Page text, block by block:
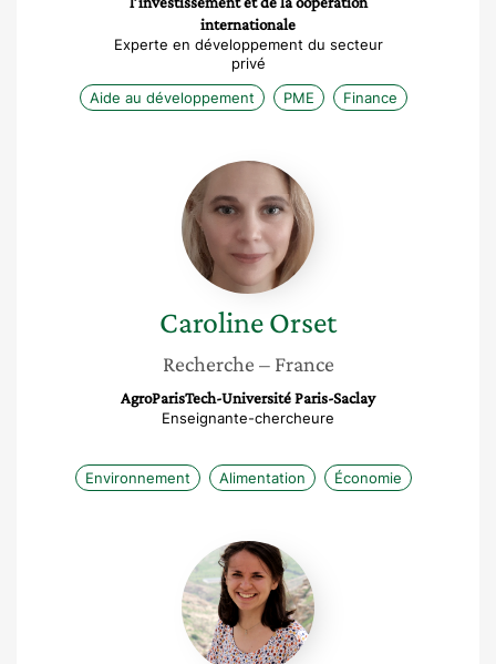
internationale
Experte en développement du secteur
privé
Aide au développement
PME Finance
Caroline
Orset
CarolineOrset
Recherche – France
AgroParisTech-Université Paris-Saclay
Enseignante-chercheure
Environnement Alimentation Économie
Claire
Lefort-
Rieu